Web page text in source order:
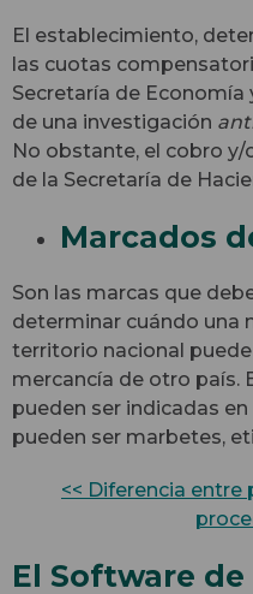
El establecimiento,
las cuotas
Secretaría de
de una investigación
No obstante, el cobro
de la Secretaría de
Marcados
Son las marcas que
determinar cuándo una
territorio nacional
mercancía de otro país.
pueden ser indicadas
pueden ser marbetes,
<< Diferencia entre
El Software